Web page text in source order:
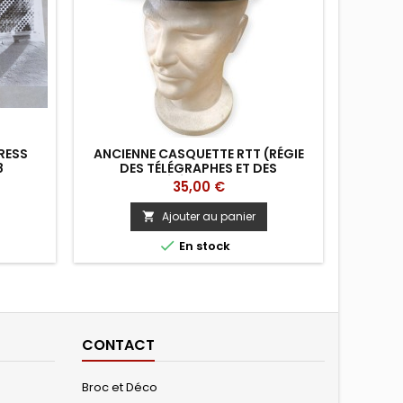
ANCIENNE CASQUETTE RTT (RÉGIE
DES TÉLÉGRAPHES ET DES
TÉLÉPHONES)
Prix
35,00 €
 Ajouter au panier
 En stock
CONTACT
Broc et Déco